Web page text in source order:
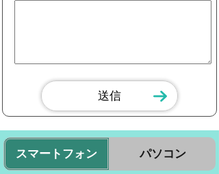
スマートフォン パソコン